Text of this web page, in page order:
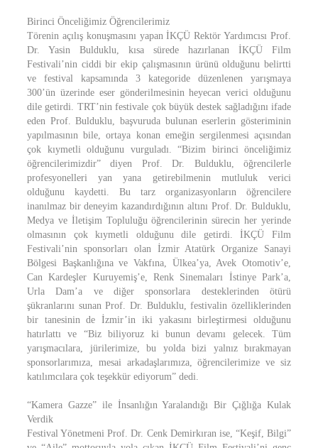
Birinci Önceliğimiz Öğrencilerimiz
Törenin açılış konuşmasını yapan İKÇÜ Rektör Yardımcısı Prof.
Dr. Yasin Bulduklu, kısa sürede hazırlanan İKÇÜ Film
Festivali’nin ciddi bir ekip çalışmasının ürünü olduğunu belirtti
ve festival kapsamında 3 kategoride düzenlenen yarışmaya
300’ün üzerinde eser gönderilmesinin heyecan verici olduğunu
dile getirdi. TRT’nin festivale çok büyük destek sağladığını ifade
eden Prof. Bulduklu, başvuruda bulunan eserlerin gösteriminin
yapılmasının bile, ortaya konan emeğin sergilenmesi açısından
çok kıymetli olduğunu vurguladı. “Bizim birinci önceliğimiz
öğrencilerimizdir” diyen Prof. Dr. Bulduklu, öğrencilerle
profesyonelleri yan yana getirebilmenin mutluluk verici
olduğunu kaydetti. Bu tarz organizasyonların öğrencilere
inanılmaz bir deneyim kazandırdığının altını Prof. Dr. Bulduklu,
Medya ve İletişim Topluluğu öğrencilerinin sürecin her yerinde
olmasının çok kıymetli olduğunu dile getirdi. İKÇÜ Film
Festivali’nin sponsorları olan İzmir Atatürk Organize Sanayi
Bölgesi Başkanlığına ve Vakfına, Ülkea’ya, Avek Otomotiv’e,
Can Kardeşler Kuruyemiş’e, Renk Sinemaları İstinye Park’a,
Urla Dam’a ve diğer sponsorlara desteklerinden ötürü
şükranlarını sunan Prof. Dr. Bulduklu, festivalin özelliklerinden
bir tanesinin de İzmir’in iki yakasını birleştirmesi olduğunu
hatırlattı ve “Biz biliyoruz ki bunun devamı gelecek. Tüm
yarışmacılara, jürilerimize, bu yolda bizi yalnız bırakmayan
sponsorlarımıza, mesai arkadaşlarımıza, öğrencilerimize ve siz
katılımcılara çok teşekkür ediyorum” dedi.
“Kamera Gazze” ile İnsanlığın Yaralandığı Bir Çığlığa Kulak
Verdik
Festival Yönetmeni Prof. Dr. Cenk Demirkıran ise, “Keşif, Bilgi”